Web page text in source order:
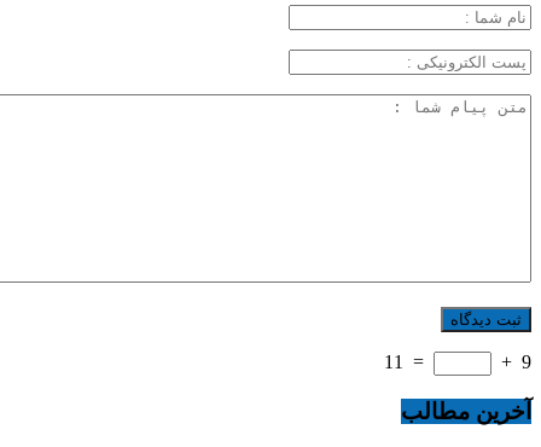
9
+
=
11
آخرین مطالب